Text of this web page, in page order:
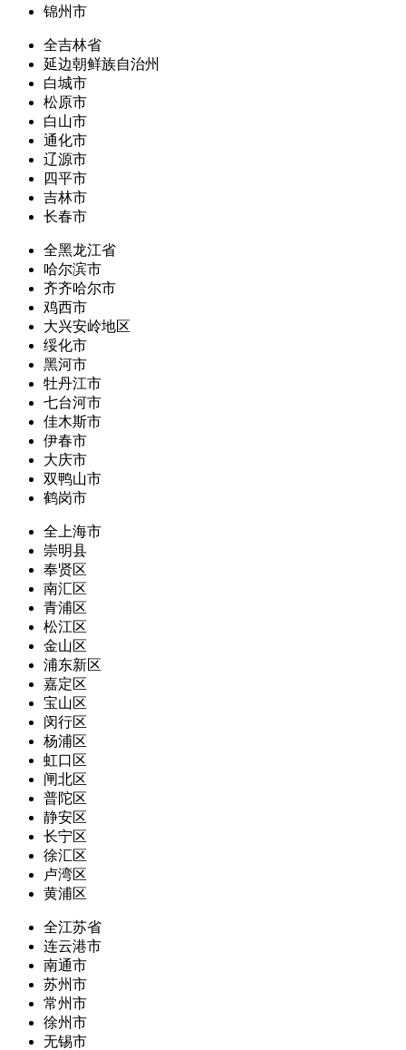
锦州市
全吉林省
延边朝鲜族自治州
白城市
松原市
白山市
通化市
辽源市
四平市
吉林市
长春市
全黑龙江省
哈尔滨市
齐齐哈尔市
鸡西市
大兴安岭地区
绥化市
黑河市
牡丹江市
七台河市
佳木斯市
伊春市
大庆市
双鸭山市
鹤岗市
全上海市
崇明县
奉贤区
南汇区
青浦区
松江区
金山区
浦东新区
嘉定区
宝山区
闵行区
杨浦区
虹口区
闸北区
普陀区
静安区
长宁区
徐汇区
卢湾区
黄浦区
全江苏省
连云港市
南通市
苏州市
常州市
徐州市
无锡市